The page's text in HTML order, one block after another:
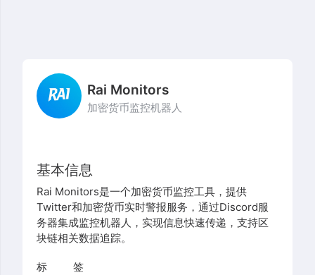
Rai Monitors
加密货币监控机器人
基本信息
Rai Monitors是一个加密货币监控工具，提供
Twitter和加密货币实时警报服务，通过Discord服
务器集成监控机器人，实现信息快速传递，支持区
块链相关数据追踪。
标签